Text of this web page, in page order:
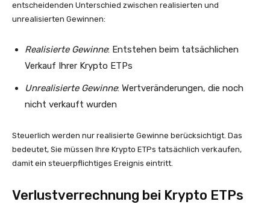
entscheidenden Unterschied zwischen realisierten und
unrealisierten Gewinnen:
Realisierte Gewinne: Entstehen beim tatsächlichen
Verkauf Ihrer Krypto ETPs
Unrealisierte Gewinne: Wertveränderungen, die noch
nicht verkauft wurden
Steuerlich werden nur realisierte Gewinne berücksichtigt. Das
bedeutet, Sie müssen Ihre Krypto ETPs tatsächlich verkaufen,
damit ein steuerpflichtiges Ereignis eintritt.
Verlustverrechnung bei Krypto ETPs